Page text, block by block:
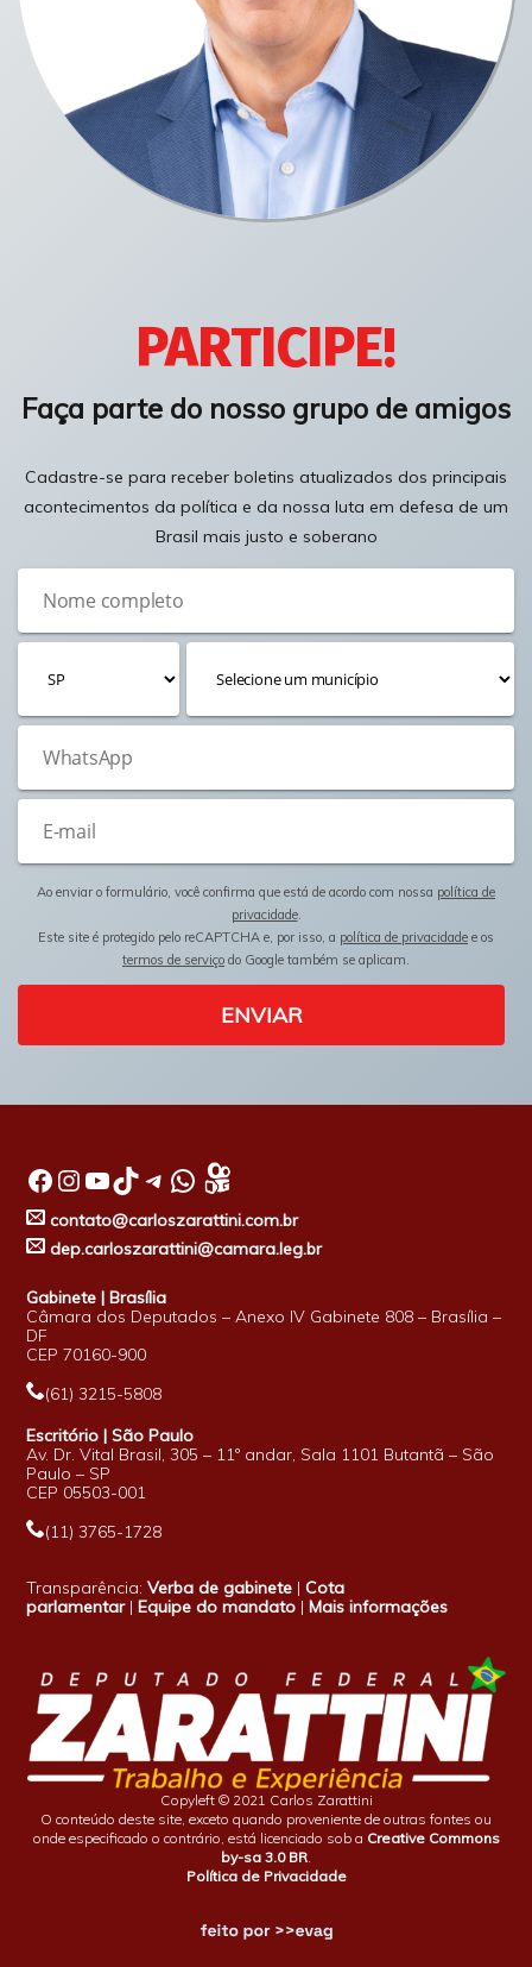
PARTICIPE!
Faça parte do nosso grupo de amigos
Cadastre-se para receber boletins atualizados dos principais
acontecimentos da política e da nossa luta em defesa de um
Brasil mais justo e soberano
Ao enviar o formulário, você confirma que está de acordo com nossa política de
privacidade.
Este site é protegido pelo reCAPTCHA e, por isso, a política de privacidade e os
termos de serviço do Google também se aplicam.
ENVIAR
Facebook InstagramYoutube TikTok Telegram WhatsApp
contato@carloszarattini.com.br
dep.carloszarattini@camara.leg.br
Gabinete | Brasília
Câmara dos Deputados – Anexo IV Gabinete 808 – Brasília –
DF
CEP 70160-900
(61) 3215-5808
Escritório | São Paulo
Av. Dr. Vital Brasil, 305 – 11º andar, Sala 1101 Butantã – São
Paulo – SP
CEP 05503-001
(11) 3765-1728
Transparência:Verba de gabinete |Cota
parlamentar|Equipe do mandato |Mais informações
Copyleft © 2021 Carlos Zarattini
O conteúdo deste site, exceto quando proveniente de outras fontes ou
onde especificado o contrário, está licenciado sob a Creative Commons
by-sa 3.0 BR
Política de Privacidade